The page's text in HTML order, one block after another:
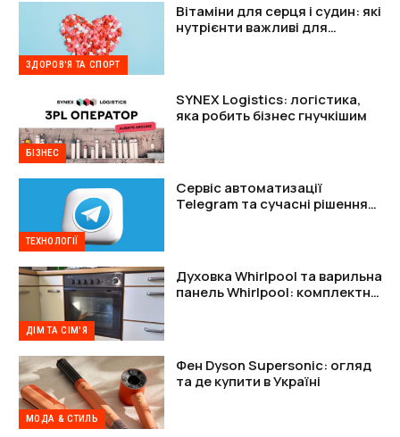
ЗДОРОВ'Я ТА СПОРТ
Вітаміни для серця і судин: які
нутрієнти важливі для
БІЗНЕС
SYNEX Logistics: логістика,
яка робить бізнес гнучкішим
ТЕХНОЛОГІЇ
Сервіс автоматизації
Telegram та сучасні рішення
ДІМ ТА СІМ'Я
Духовка Whirlpool та варильна
панель Whirlpool: комплектне
МОДА & СТИЛЬ
Фен Dyson Supersonic: огляд
та де купити в Україні